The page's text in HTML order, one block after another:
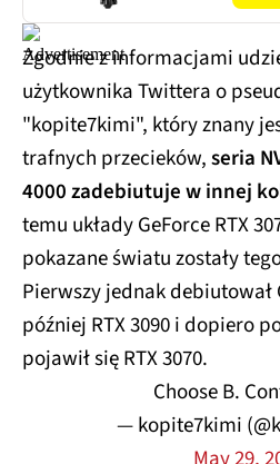
Zgodnie z informacjami
użytkownika Twittera o
"kopite7kimi", który znany
trafnych przecieków,seria
4000 zadebiutuje w innej
temu układy GeForce RTX
pokazane światu zostały
Pierwszy jednak debiutował
później RTX 3090 i dopiero
pojawił się RTX 3070.
Choose B.
— kopite7kimi